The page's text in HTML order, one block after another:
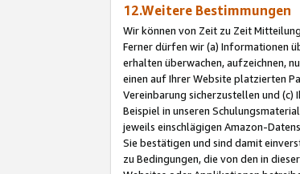
12.Weitere Bestimmungen
Wir können von Zeit zu Zeit
Ferner dürfen wir (a) Informationen
erhalten überwachen, aufzeichnen,
einen auf Ihrer Website platzierten
Vereinbarung sicherzustellen und
Beispiel in unseren
jeweils einschlägigen Amazon-
Sie bestätigen und sind damit
zu Bedingungen, die von den in